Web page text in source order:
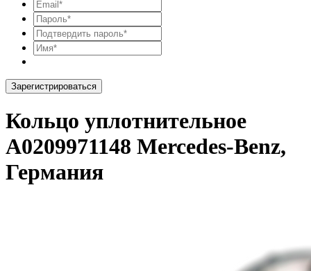
Зарегистрироваться
Кольцо уплотнительное
A0209971148 Mercedes-Benz,
Германия